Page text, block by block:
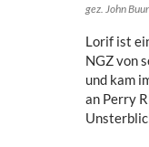
gez. John
Lorif ist
NGZ von
und kam
an Perry